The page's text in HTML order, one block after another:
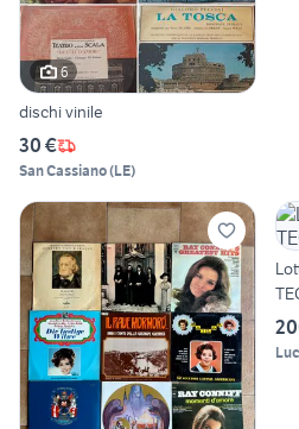
6
dischi vinile
30 €
San Cassiano(LE)